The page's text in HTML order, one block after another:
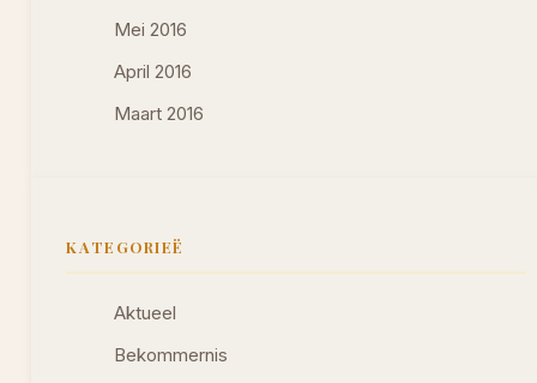
Mei 2016
April 2016
Maart 2016
KATEGORIEË
Aktueel
Bekommernis